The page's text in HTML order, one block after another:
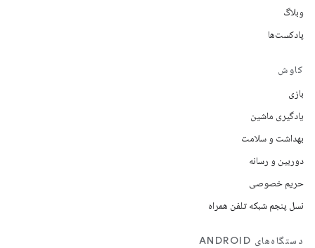
وبلاگ
پادکست‌ها
کاوش
بازی
یادگیری ماشین
بهداشت و سلامت
دوربین و رسانه
حریم خصوصی
نسل پنجم شبکه تلفن همراه
دستگاه‌های ANDROID